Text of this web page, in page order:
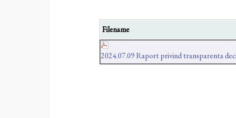
Filename
2024.07.09 Raport privind transparenta